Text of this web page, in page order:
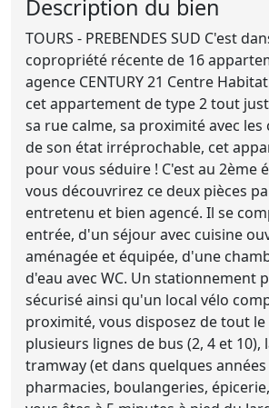
Description du bien
TOURS - PREBENDES SUD C'est
copropriété récente de 16
agence CENTURY 21 Centre
cet appartement de type 2 tout
sa rue calme, sa proximité avec
de son état irréprochable, cet
pour vous séduire ! C'est au 2ème
vous découvrirez ce deux pièces
entretenu et bien agencé. Il se
entrée, d'un séjour avec cuisine
aménagée et équipée, d'une
d'eau avec WC. Un stationnement
sécurisé ainsi qu'un local vélo
proximité, vous disposez de tout le
plusieurs lignes de bus (2, 4 et 10),
tramway (et dans quelques années
pharmacies, boulangeries,